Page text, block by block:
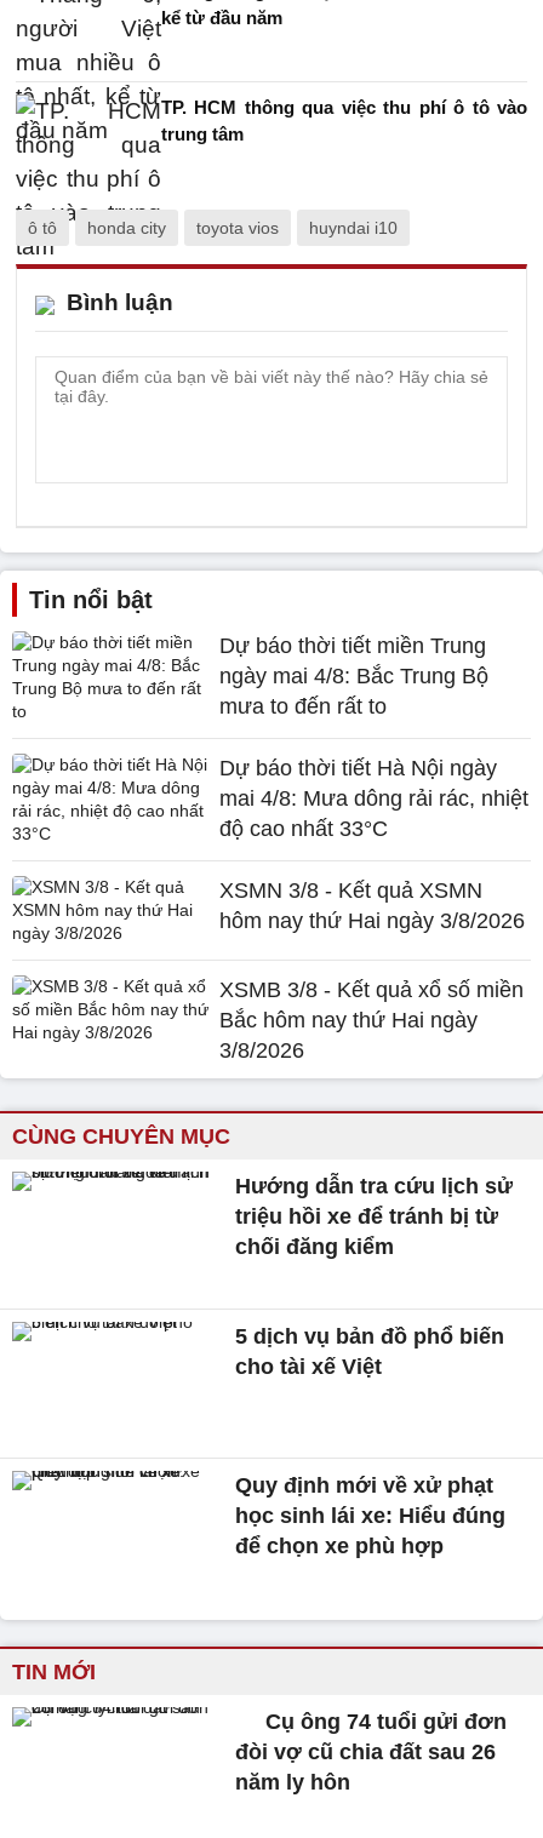
kể từ đầu năm
TP. HCM thông qua việc thu phí ô tô vào
trung tâm
ô tô honda city toyota vios huyndai i10
Bình luận
Tin nổi bật
Dự báo thời tiết miền Trung
ngày mai 4/8: Bắc Trung Bộ
mưa to đến rất to
Dự báo thời tiết Hà Nội ngày
mai 4/8: Mưa dông rải rác, nhiệt
độ cao nhất 33°C
XSMN 3/8 - Kết quả XSMN
hôm nay thứ Hai ngày 3/8/2026
XSMB 3/8 - Kết quả xổ số miền
Bắc hôm nay thứ Hai ngày
3/8/2026
CÙNG CHUYÊN MỤC
Hướng dẫn tra cứu lịch sử
triệu hồi xe để tránh bị từ
chối đăng kiểm
5 dịch vụ bản đồ phổ biến
cho tài xế Việt
Quy định mới về xử phạt
học sinh lái xe: Hiểu đúng
để chọn xe phù hợp
TIN MỚI
Cụ ông 74 tuổi gửi đơn
đòi vợ cũ chia đất sau 26
năm ly hôn